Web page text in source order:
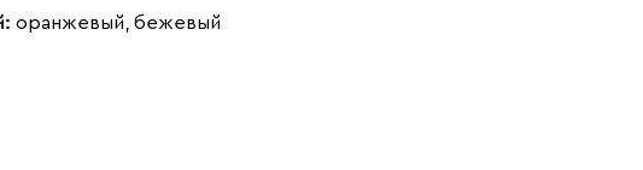
оранжевый, бежевый